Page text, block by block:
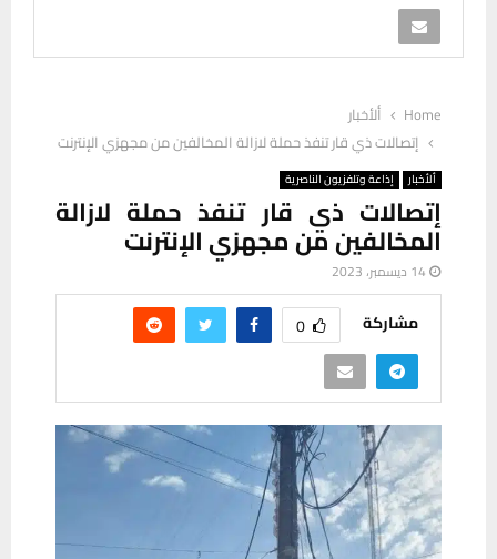
Home
ألأخبار
إتصالات ذي قار تنفذ حملة لازالة المخالفين من مجهزي الإنترنت
ألأخبار إذاعة وتلفزيون الناصرية
إتصالات ذي قار تنفذ حملة لازالة
المخالفين من مجهزي الإنترنت
14 ديسمبر، 2023
مشاركة 0